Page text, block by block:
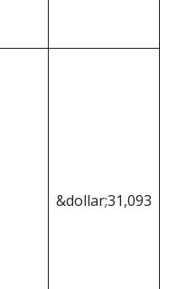
&dollar;31,093